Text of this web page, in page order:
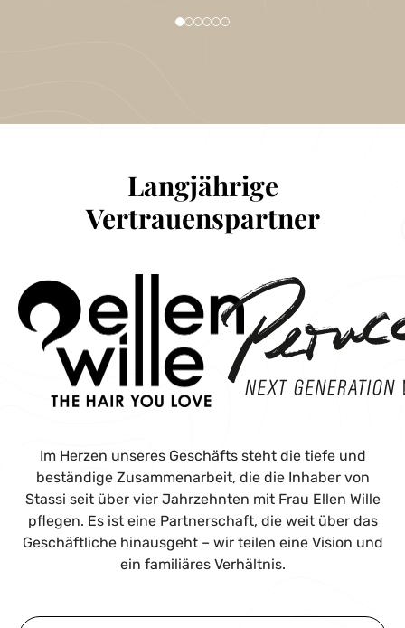
Langjährige
Vertrauenspartner
Im Herzen unseres Geschäfts steht die tiefe und
beständige Zusammenarbeit, die die Inhaber von
Stassi seit über vier Jahrzehnten mit Frau Ellen Wille
pflegen. Es ist eine Partnerschaft, die weit über das
Geschäftliche hinausgeht – wir teilen eine Vision und
ein familiäres Verhältnis.